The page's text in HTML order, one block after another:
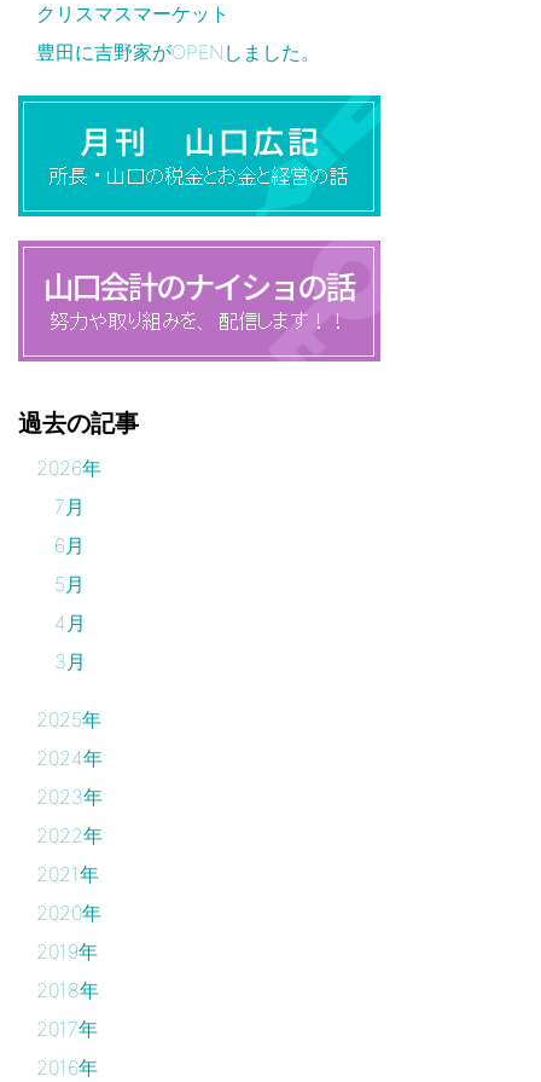
クリスマスマーケット
豊田に吉野家がOPENしました。
過去の記事
2026年
7月
6月
5月
4月
3月
2025年
2024年
2023年
2022年
2021年
2020年
2019年
2018年
2017年
2016年